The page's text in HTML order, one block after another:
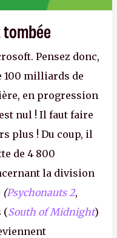
Pensez donc,
100 milliards de
en progression
nul ! Il faut faire
plus ! Du coup, il
de 4 800
la division
(Psychonauts 2,
(South of Midnight)